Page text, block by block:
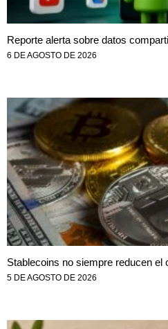
Reporte alerta sobre datos
6 DE AGOSTO DE 2026
Stablecoins no siempre reducen el
5 DE AGOSTO DE 2026